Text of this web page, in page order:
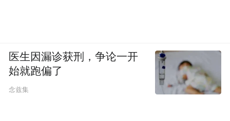
医生因漏诊获刑，争论一开
始就跑偏了
念兹集